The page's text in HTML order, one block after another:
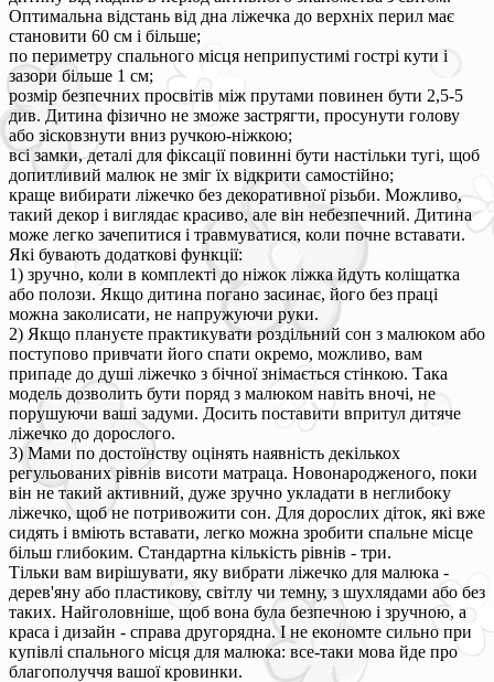
Оптимальна відстань від дна ліжечка до верхніх перил має
становити 60 см і більше;
по периметру спального місця неприпустимі гострі кути і
зазори більше 1 см;
розмір безпечних просвітів між прутами повинен бути 2,5-5
див. Дитина фізично не зможе застрягти, просунути голову
або зісковзнути вниз ручкою-ніжкою;
всі замки, деталі для фіксації повинні бути настільки тугі, щоб
допитливий малюк не зміг їх відкрити самостійно;
краще вибирати ліжечко без декоративної різьби. Можливо,
такий декор і виглядає красиво, але він небезпечний. Дитина
може легко зачепитися і травмуватися, коли почне вставати.
Які бувають додаткові функції:
1) зручно, коли в комплекті до ніжок ліжка йдуть коліщатка
або полози. Якщо дитина погано засинає, його без праці
можна заколисати, не напружуючи руки.
2) Якщо плануєте практикувати роздільний сон з малюком або
поступово привчати його спати окремо, можливо, вам
припаде до душі ліжечко з бічної знімається стінкою. Така
модель дозволить бути поряд з малюком навіть вночі, не
порушуючи ваші задуми. Досить поставити впритул дитяче
ліжечко до дорослого.
3) Мами по достоїнству оцінять наявність декількох
регульованих рівнів висоти матраца. Новонародженого, поки
він не такий активний, дуже зручно укладати в неглибоку
ліжечко, щоб не потривожити сон. Для дорослих діток, які вже
сидять і вміють вставати, легко можна зробити спальне місце
більш глибоким. Стандартна кількість рівнів - три.
Тільки вам вирішувати, яку вибрати ліжечко для малюка -
дерев'яну або пластикову, світлу чи темну, з шухлядами або без
таких. Найголовніше, щоб вона була безпечною і зручною, а
краса і дизайн - справа другорядна. І не економте сильно при
купівлі спального місця для малюка: все-таки мова йде про
благополуччя вашої кровинки.